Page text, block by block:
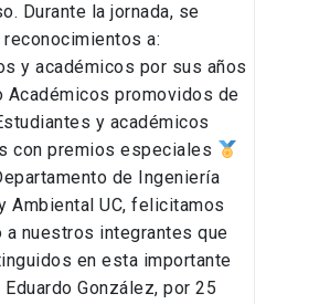
Durante la jornada, se
a:
y académicos por sus años
Académicos promovidos de
y académicos
con premios especiales
de Ingeniería
Ambiental UC, felicitamos
a nuestros integrantes que
en esta importante
Eduardo González, por 25